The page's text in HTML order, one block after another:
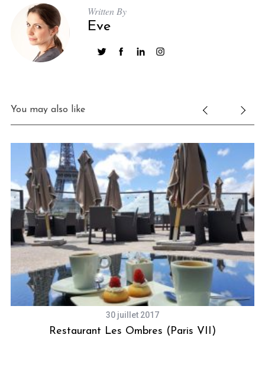
Written By
Eve
You may also like
30 juillet 2017
Restaurant Les Ombres (Paris VII)
r
c
h
f
o